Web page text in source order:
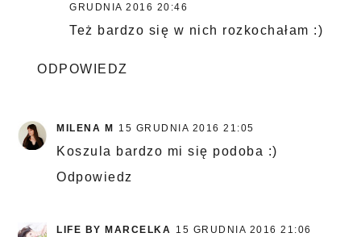
GRUDNIA 2016 20:46
Też bardzo się w nich rozkochałam :)
ODPOWIEDZ
MILENA M 15 GRUDNIA 2016 21:05
Koszula bardzo mi się podoba :)
Odpowiedz
LIFE BY MARCELKA 15 GRUDNIA 2016 21:06